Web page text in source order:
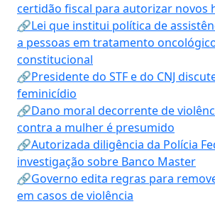
certidão fiscal para autorizar novos
🔗Lei que institui política de
a pessoas em tratamento
constitucional
🔗Presidente do STF e do CNJ
feminicídio
🔗Dano moral decorrente de
contra a mulher é presumido
🔗Autorizada diligência da Polícia
investigação sobre Banco Master
🔗Governo edita regras para
em casos de violência